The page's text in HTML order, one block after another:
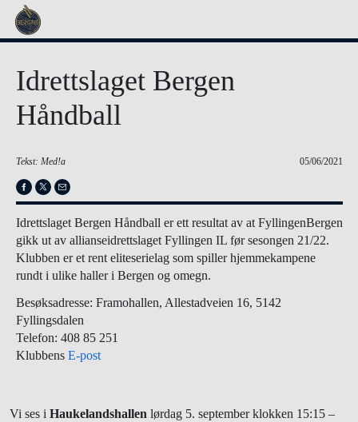
Idrettslaget Bergen
Håndball
Tekst: Med!a 05/06/2021
Idrettslaget Bergen Håndball er ett resultat av at FyllingenBergen
gikk ut av allianseidrettslaget Fyllingen IL før sesongen 21/22.
Klubben er et rent eliteserielag som spiller hjemmekampene
rundt i ulike haller i Bergen og omegn.
Besøksadresse: Framohallen, Allestadveien 16, 5142
Fyllingsdalen
Telefon: 408 85 251
Klubbens E-post
Vi ses i Haukelandshallen lørdag 5. septemberklokken 15:15 –